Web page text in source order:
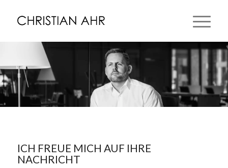
ICH FREUE MICH AUF IHRE
NACHRICHT